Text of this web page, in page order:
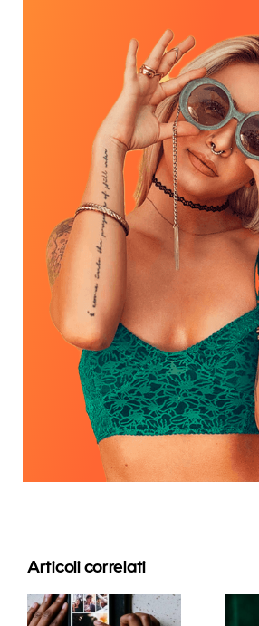
Articoli correlati
Le migliori
app per